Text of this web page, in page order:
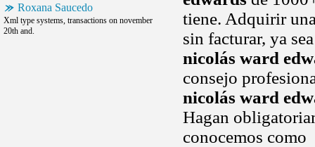
Roxana Saucedo
Xml type systems, transactions on november
20th and.
tiene. Adquirir
sin facturar, ya
nicolás ward
consejo
nicolás ward
Hagan
conocemos como